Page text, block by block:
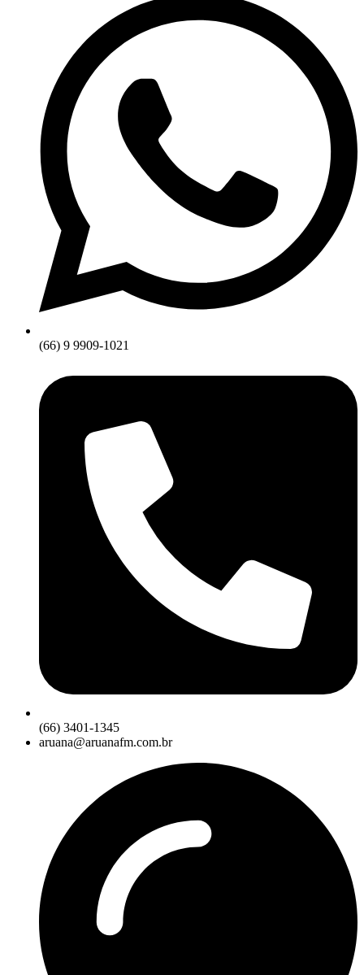
(66) 9 9909-1021
(66) 3401-1345
aruana@aruanafm.com.br